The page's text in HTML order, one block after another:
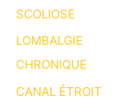
SCOLIOSE
LOMBALGIE
CHRONIQUE
CANAL ÉTROIT